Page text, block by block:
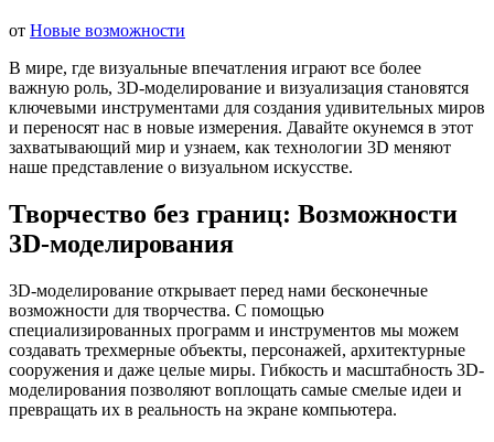
от Новые возможности
В мире, где визуальные впечатления играют все более
важную роль, 3D-моделирование и визуализация становятся
ключевыми инструментами для создания удивительных миров
и переносят нас в новые измерения. Давайте окунемся в этот
захватывающий мир и узнаем, как технологии 3D меняют
наше представление о визуальном искусстве.
Творчество без границ: Возможности
3D-моделирования
3D-моделирование открывает перед нами бесконечные
возможности для творчества. С помощью
специализированных программ и инструментов мы можем
создавать трехмерные объекты, персонажей, архитектурные
сооружения и даже целые миры. Гибкость и масштабность 3D-
моделирования позволяют воплощать самые смелые идеи и
превращать их в реальность на экране компьютера.